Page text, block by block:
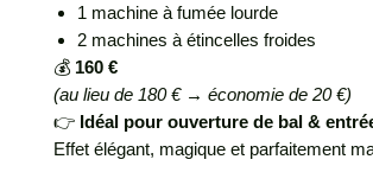
1 machine à fumée lourde
2 machines à étincelles froides
💰 160 €
(au lieu de 180 € → économie de 20 €)
👉 Idéal pour ouverture de bal &
Effet élégant, magique et parfaitement